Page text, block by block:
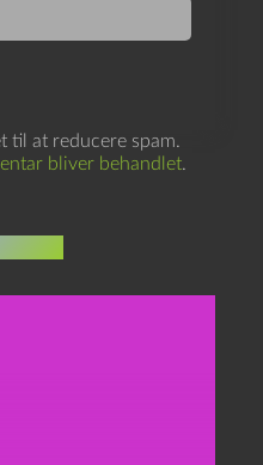
til at reducere spam.
bliver behandlet.